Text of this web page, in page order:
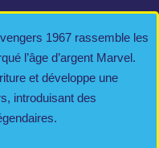
1967 rassemble les
l’âge d’argent Marvel.
et développe une
introduisant des